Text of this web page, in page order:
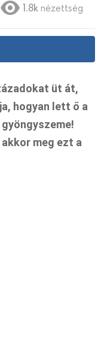
1.8k nézettség
üt át,
hogyan lett ő a
meg ezt a